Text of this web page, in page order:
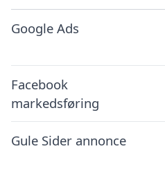
Google Ads
Facebook
markedsføring
Gule Sider annonce